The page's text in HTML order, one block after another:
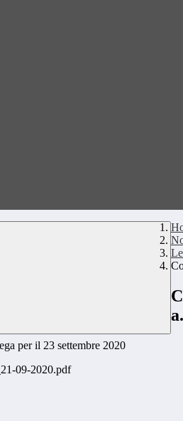
per il 23 settembre 2020
09-2020.pdf